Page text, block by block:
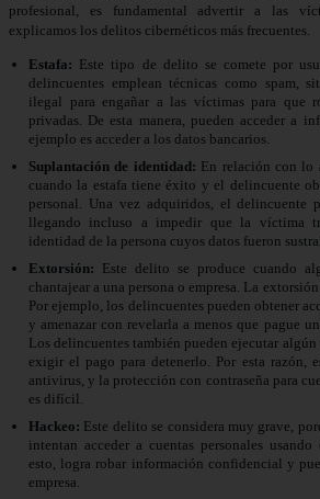
profesional, es fundamental advertir a las
explicamos los delitos cibernéticos más frecuentes.
Estafa: Este tipo de delito se comete por
delincuentes emplean técnicas como spam,
ilegal para engañar a las víctimas para que
privadas. De esta manera, pueden acceder a
ejemplo es acceder a los datos bancarios.
Suplantación de identidad: En relación con lo
cuando la estafa tiene éxito y el delincuente
personal. Una vez adquiridos, el delincuente
llegando incluso a impedir que la víctima
identidad de la persona cuyos datos fueron
Extorsión: Este delito se produce cuando
chantajear a una persona o empresa. La
Por ejemplo, los delincuentes pueden obtener
y amenazar con revelarla a menos que pague
Los delincuentes también pueden ejecutar
exigir el pago para detenerlo. Por esta razón,
antivirus, y la protección con contraseña para
es difícil.
Hackeo: Este delito se considera muy grave,
intentan acceder a cuentas personales usando
esto, logra robar información confidencial y
empresa.